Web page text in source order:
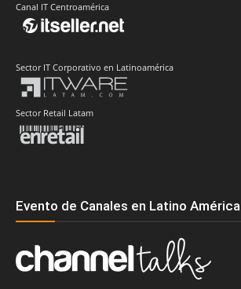
Canal IT Centroamérica
Sector IT Corporativo en Latinoamérica
Sector Retail Latam
Evento de Canales en Latino América